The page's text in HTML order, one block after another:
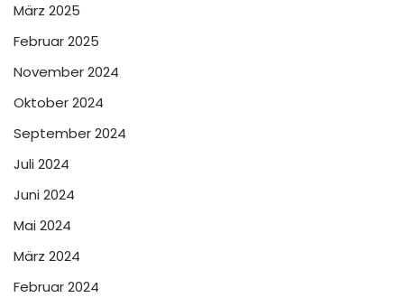
März 2025
Februar 2025
November 2024
Oktober 2024
September 2024
Juli 2024
Juni 2024
Mai 2024
März 2024
Februar 2024